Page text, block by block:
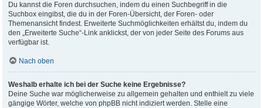
Du kannst die Foren durchsuchen, indem du einen Suchbegriff in die
Suchbox eingibst, die du in der Foren-Übersicht, der Foren- oder
Themenansicht findest. Erweiterte Suchmöglichkeiten erhältst du, indem du
den „Erweiterte Suche“-Link anklickst, der von jeder Seite des Forums aus
verfügbar ist.
Nach oben
Weshalb erhalte ich bei der Suche keine Ergebnisse?
Deine Suche war möglicherweise zu allgemein gehalten und enthielt zu viele
gängige Wörter, welche von phpBB nicht indiziert werden. Stelle eine